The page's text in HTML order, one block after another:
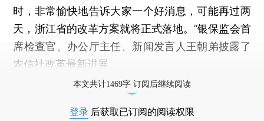
时，非常愉快地告诉大家一个好消息，可能再过两
天，浙江省的改革方案就将正式落地。”银保监会首
席检查官、办公厅主任、新闻发言人王朝弟披露了
农信社改革最新进展。
本文共计1469字 订阅后继续阅读
登录 后获取已订阅的阅读权限